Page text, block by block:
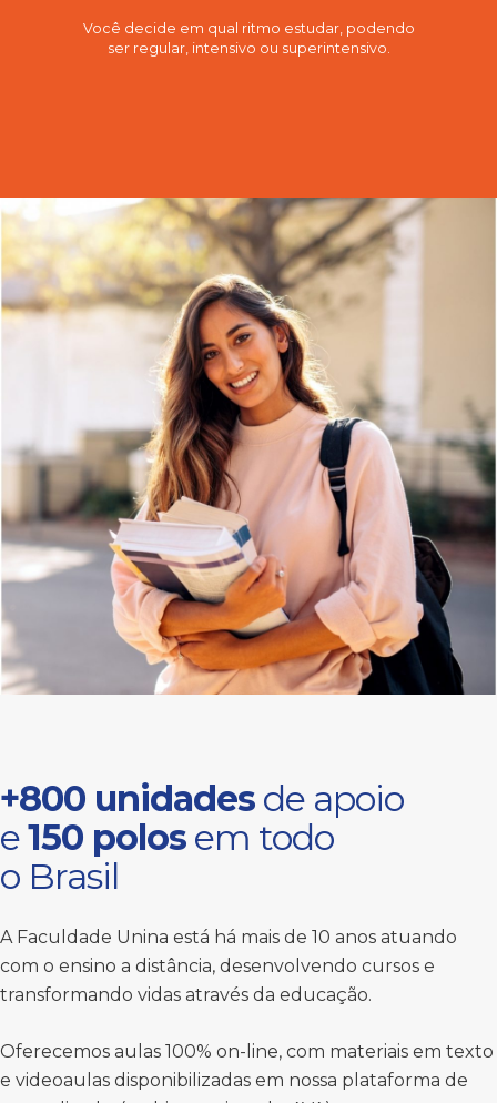
Você decide em qual ritmo estudar, podendo
ser regular, intensivo ou superintensivo.
+800 unidades de apoio
e150 polos em todo
o Brasil
A Faculdade Unina está há mais de 10 anos atuando
com o ensino a distância, desenvolvendo cursos e
transformando vidas através da educação.
Oferecemos aulas 100% on-line, com materiais em texto
e videoaulas disponibilizadas em nossa plataforma de